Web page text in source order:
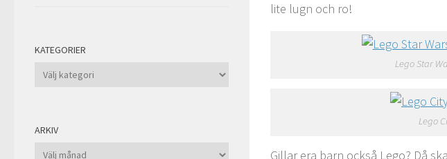
lite lugn och ro!
Lego Star
Lego
Gillar era barn också Lego? Då
KATEGORIER
Kategorier
ARKIV
Arkiv